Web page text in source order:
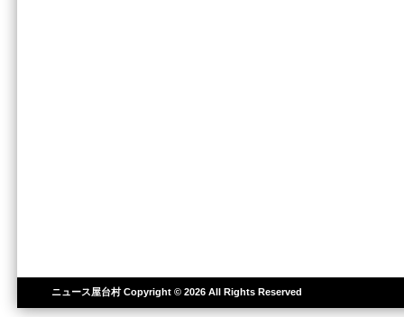
ニュース屋台村Copyright © 2026 All Rights Reserved